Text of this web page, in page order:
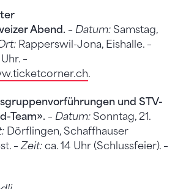
Abend. – Datum: Samstag,
Rapperswil-Jona, Eishalle. –
–
.
und STV-
Team». – Datum: Sonntag, 21.
Dörflingen, Schaffhauser
– Zeit: ca. 14 Uhr (Schlussfeier). –